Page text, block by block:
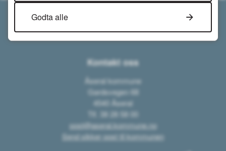
Kontakt oss
Åseral kommune
Gardsvegen 68
4540 Åseral
Tlf. 38 28 58 00
post@aseral.kommune.no
Send sikker post til kommunen
Godta alle